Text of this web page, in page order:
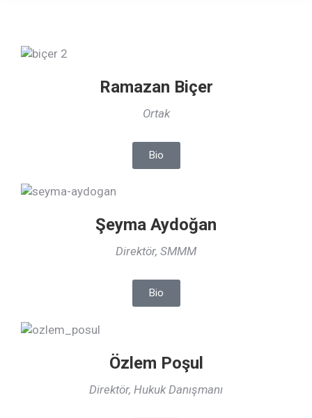
Ramazan Biçer
Ortak
Bio
Şeyma Aydoğan
Direktör, SMMM
Bio
Özlem Poşul
Direktör, Hukuk Danışmanı